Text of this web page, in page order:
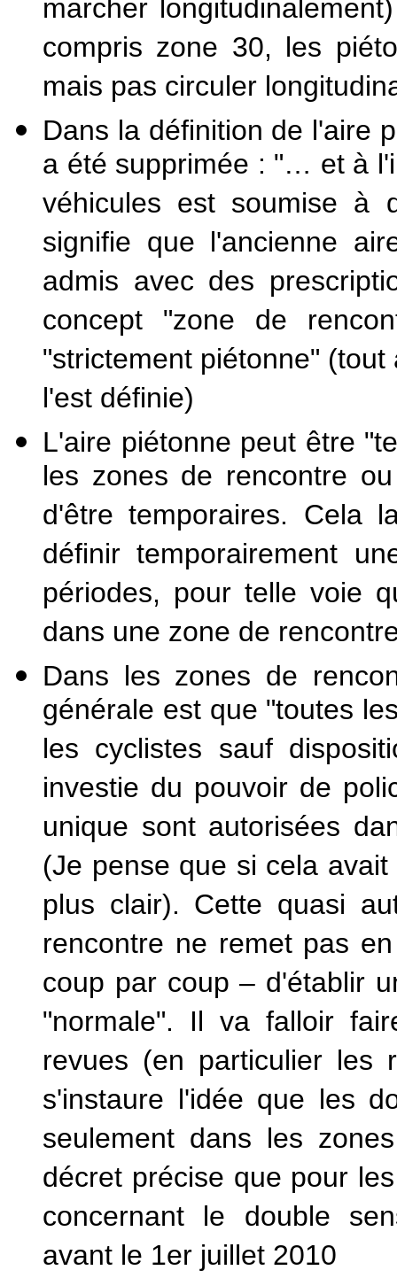
marcher
compris zone 30, les
mais pas circuler
Dans la définition de l'aire
a été supprimée : "… et à
véhicules est soumise à
signifie que l'ancienne
admis avec des
concept "zone de
"strictement piétonne"
l'est définie)
L'aire piétonne peut être
les zones de rencontre
d'être temporaires. Cela
définir temporairement
périodes, pour telle voie
dans une zone de
Dans les zones de
générale est que "toutes
les cyclistes sauf
investie du pouvoir de
unique sont autorisées
(Je pense que si cela
plus clair). Cette quasi
rencontre ne remet pas
coup par coup – d'établir
"normale". Il va falloir
revues (en particulier les
s'instaure l'idée que les
seulement dans les
décret précise que pour
concernant le double
avant le 1er juillet 2010